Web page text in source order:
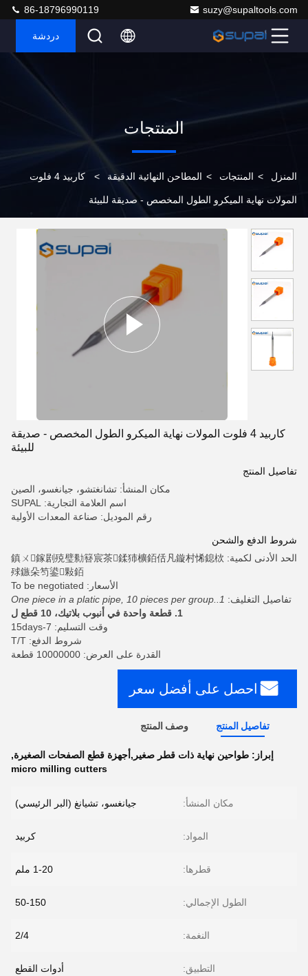
suzy@supaltools.com
86-18796990119
دردشة
المنتجات
المنزل > المنتجات > المطاحن النهائية الدقيقة > كاربيد 4 فلوت
المولات نهاية الميكرو الطول المخصص - صديقة للبيئة
كاربيد 4 فلوت المولات نهاية الميكرو الطول المخصص - صديقة
للبيئة
تفاصيل المنتج
مكان المنشأ: تشانغتشو، جيانغسو، الصين
اسم العلامة التجارية: SUPAL
رقم الموديل: صناعة المعدات الأولية
شروط الدفع والشحن
الحد الأدنى لكمية: 鎮ㄨ鎵剧殑璧勬簮宸茶鍒犻櫎銆佸凡鏇村悕鎴栨
殏鏃朵笉鍙敤銆
الأسعار: To be negotiated
تفاصيل التغليف: 1.One piece in a platic pipe, 10 pieces per group.
1. قطعة واحدة في أنبوب بلاتيك، 10 قطع ل
وقت التسليم: 7-15days
شروط الدفع: T/T
القدرة على العرض: 10000000 قطعة
احصل على أفضل سعر
تفاصيل المنتج وصف المنتج
إبراز: طواحين نهاية ذات قطر صغير,أجهزة قطع الصفحات الصغيرة,
micro milling cutters
مكان المنشأ: جيانغسو، تشيانغ (البر الرئيسي)
المواد: كربيد
قطرها: 1-20 ملم
الطول الإجمالي: 50-150
النغمة: 2/4
التطبيق: أدوات القطع